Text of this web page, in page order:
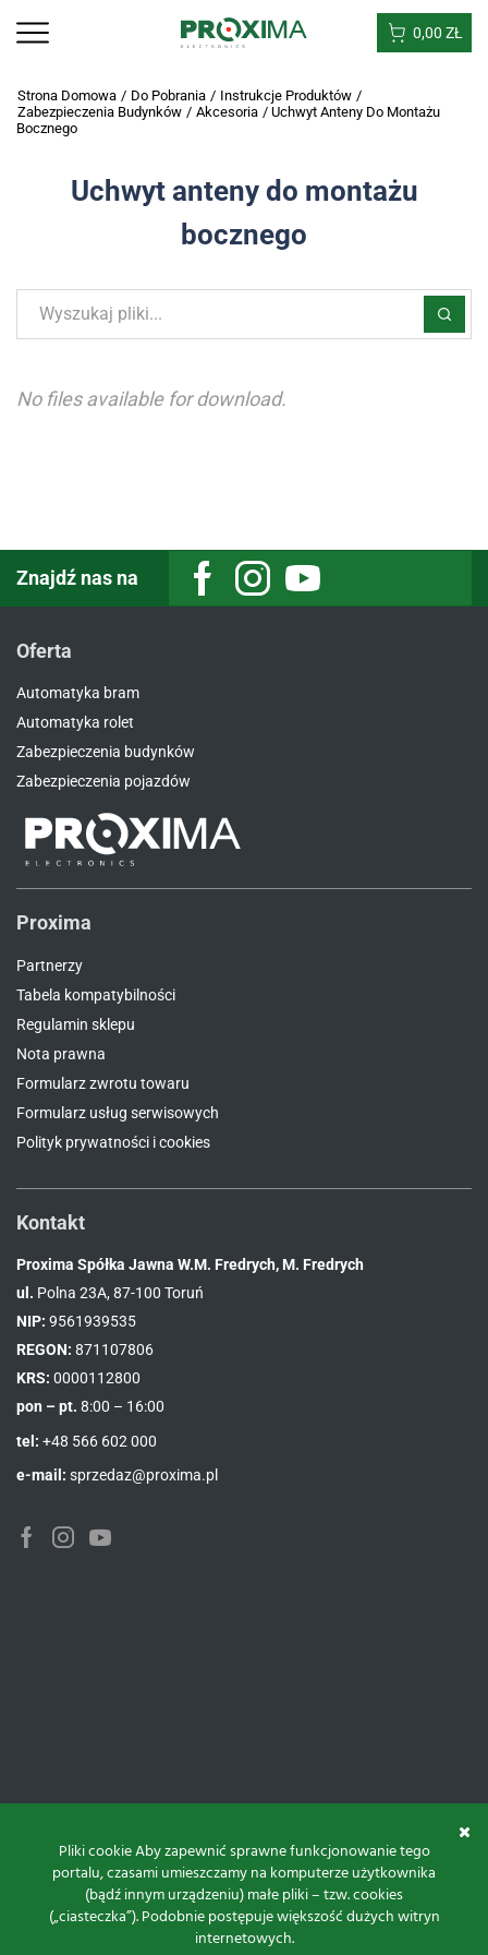
0,00 ZŁ
Strona Domowa / Do Pobrania / Instrukcje Produktów /
Zabezpieczenia Budynków / Akcesoria / Uchwyt Anteny Do Montażu
Bocznego
Uchwyt anteny do montażu
bocznego
No files available for download.
Znajdź nas na FacebookInstagramYoutube
Oferta
Automatyka bram
Automatyka rolet
Zabezpieczenia budynków
Zabezpieczenia pojazdów
Proxima
Partnerzy
Tabela kompatybilności
Regulamin sklepu
Nota prawna
Formularz zwrotu towaru
Formularz usług serwisowych
Polityk prywatności i cookies
Kontakt
Proxima Spółka Jawna W.M. Fredrych, M. Fredrych
ul. Polna 23A, 87-100 Toruń
NIP: 9561939535
REGON: 871107806
KRS: 0000112800
pon – pt. 8:00 – 16:00
tel: +48 566 602 000
e-mail: sprzedaz@proxima.pl
FacebookInstagramYoutube
Pliki cookie Aby zapewnić sprawne funkcjonowanie tego
portalu, czasami umieszczamy na komputerze użytkownika
(bądź innym urządzeniu) małe pliki – tzw. cookies
(„ciasteczka”). Podobnie postępuje większość dużych witryn
internetowych.